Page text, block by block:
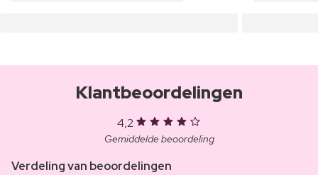
Klantbeoordelingen
4,2
Gemiddelde beoordeling
Verdeling van beoordelingen